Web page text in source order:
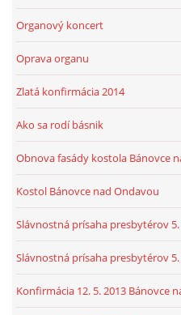
Organový koncert
Oprava organu
Zlatá konfirmácia 2014
Ako sa rodí básnik
Obnova fasády kostola Bánovce
Kostol Bánovce nad Ondavou
Slávnostná prísaha presbytérov 5.
Slávnostná prísaha presbytérov
Konfirmácia 12. 5. 2013 Bánovce